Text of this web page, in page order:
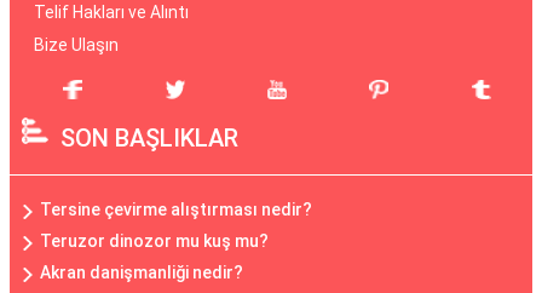
Telif Hakları ve Alıntı
Bize Ulaşın
SON BAŞLIKLAR
Tersine çevirme alıştırması nedir?
Teruzor dinozor mu kuş mu?
Akran danişmanliği nedir?